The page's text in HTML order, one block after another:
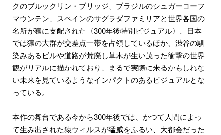
クのブルックリン・ブリッジ、ブラジルのシュガーローフ
マウンテン、スペインのサグラダファミリアと世界各国の
名所が猿に支配された〈300年後特別ビジュアル〉。日本
では猿の大群が交差点一帯を占領しているほか、渋谷の馴
染みあるビルや道路が荒廃し草木が生い茂った衝撃の世界
観がリアルに描かれており、まるで実際に来るかもしれな
い未来を見ているようなインパクトのあるビジュアルとな
っている。
本作の舞台である今から300年後では、かつて人間によっ
て生み出された猿ウィルスが猛威をふるい、大都会だった